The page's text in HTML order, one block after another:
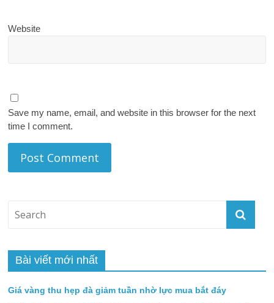
Website
Save my name, email, and website in this browser for the next
time I comment.
Bài viết mới nhất
Giá vàng thu hẹp đà giảm tuần nhờ lực mua bắt đáy